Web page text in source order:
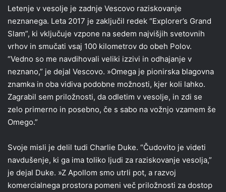
Letenje v vesolje je zadnje Vescovo raziskovanje
neznanega. Leta 2017 je zaključil redek “Explorer’s Grand
Slam”, ki vključuje vzpone na sedem najvišjih svetovnih
vrhov in smučati vsaj 100 kilometrov do obeh Polov.
“Vedno so me navdihovali veliki izzivi in ​​odhajanje v
neznano,” je dejal Vescovo. »Omega je pionirska blagovna
znamka in oba vidiva podobne možnosti, kjer koli lahko.
Zagrabil sem priložnosti, da odletim v vesolje, in zdi se
zelo primerno in posebno, če s sabo na vožnjo vzamem še
Omego.”
Svoje misli je delil tudi Charlie Duke. “Čudovito je videti
navdušenje, ki ga ima toliko ljudi za raziskovanje vesolja,”
je dejal Duke. »Z Apollom smo utrli pot, a razvoj
komercialnega prostora pomeni več priložnosti za dostop